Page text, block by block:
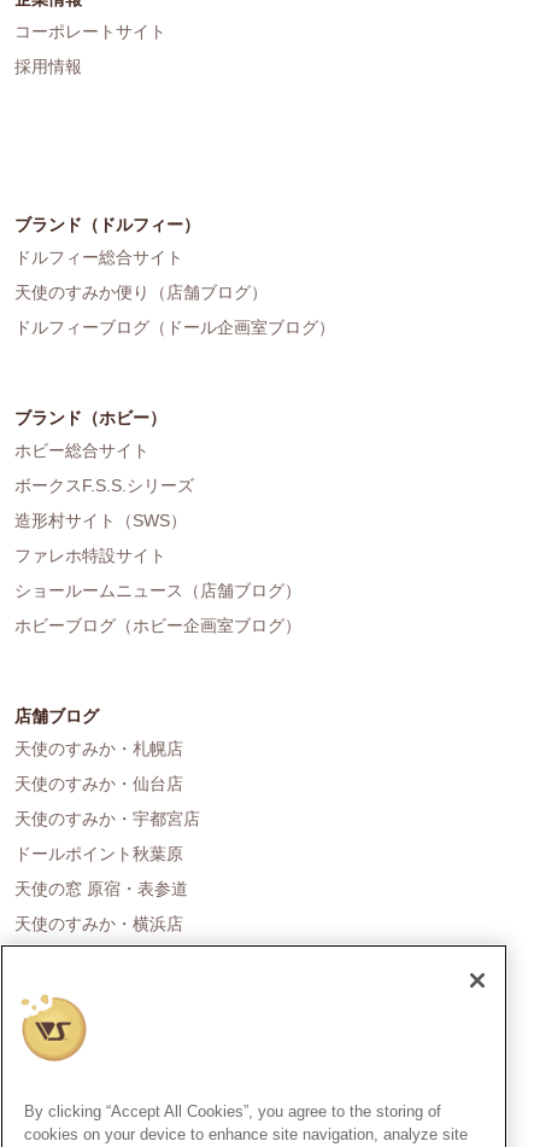
コーポレートサイト
採用情報
ブランド（ドルフィー）
ドルフィー総合サイト
天使のすみか便り（店舗ブログ）
ドルフィーブログ（ドール企画室ブログ）
ブランド（ホビー）
ホビー総合サイト
ボークスF.S.S.シリーズ
造形村サイト（SWS）
ファレホ特設サイト
ショールームニュース（店舗ブログ）
ホビーブログ（ホビー企画室ブログ）
店舗ブログ
天使のすみか・札幌店
天使のすみか・仙台店
天使のすみか・宇都宮店
ドールポイント秋葉原
天使の窓 原宿・表参道
天使のすみか・横浜店
天使の里 霞中庵
ドールポイント大阪
天使のすみか・神戸店
天使のすみか・福岡店
By clicking “Accept All Cookies”, you agree to the storing of
cookies on your device to enhance site navigation, analyze site